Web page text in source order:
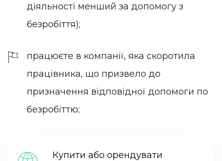
діяльності менший за допомогу з
безробіття);
працюєте в компанії, яка скоротила
працівника, що призвело до
призначення відповідної допомоги по
безробіттю;
Купити або орендувати